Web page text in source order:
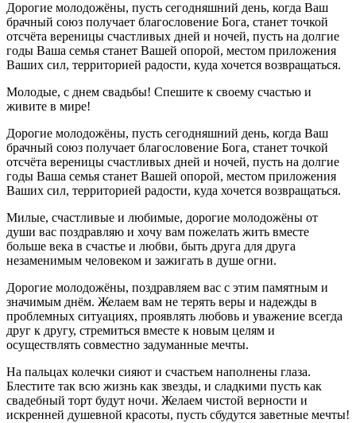
Дорогие молодожёны, пусть сегодняшний день, когда Ваш
брачный союз получает благословение Бога, станет точкой
отсчёта вереницы счастливых дней и ночей, пусть на долгие
годы Ваша семья станет Вашей опорой, местом приложения
Ваших сил, территорией радости, куда хочется возвращаться.
Молодые, с днем свадьбы! Спешите к своему счастью и
живите в мире!
Дорогие молодожёны, пусть сегодняшний день, когда Ваш
брачный союз получает благословение Бога, станет точкой
отсчёта вереницы счастливых дней и ночей, пусть на долгие
годы Ваша семья станет Вашей опорой, местом приложения
Ваших сил, территорией радости, куда хочется возвращаться.
Милые, счастливые и любимые, дорогие молодожёны от
души вас поздравляю и хочу вам пожелать жить вместе
больше века в счастье и любви, быть друга для друга
незаменимым человеком и зажигать в душе огни.
Дорогие молодожёны, поздравляем вас с этим памятным и
значимым днём. Желаем вам не терять веры и надежды в
проблемных ситуациях, проявлять любовь и уважение всегда
друг к другу, стремиться вместе к новым целям и
осуществлять совместно задуманные мечты.
На пальцах колечки сияют и счастьем наполнены глаза.
Блестите так всю жизнь как звезды, и сладкими пусть как
свадебный торт будут ночи. Желаем чистой верности и
искренней душевной красоты, пусть сбудутся заветные мечты!